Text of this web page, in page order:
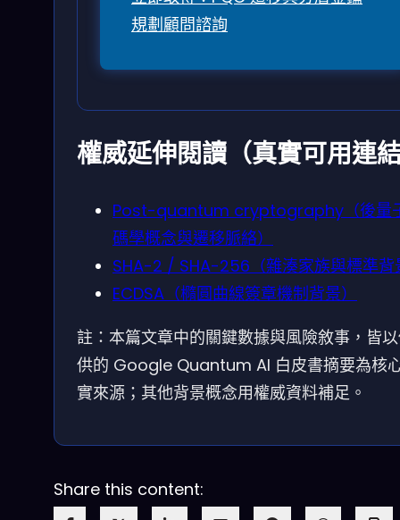
規劃顧問諮詢
權威延伸閱讀（真實可用連
Post-quantum cryptography（後量
碼學概念與遷移脈絡）
SHA-2 / SHA-256（雜湊家族與標準背
ECDSA（橢圓曲線簽章機制背景）
註：本篇文章中的關鍵數據與風險敘事，皆
供的 Google Quantum AI 白皮書摘要為核
實來源；其他背景概念用權威資料補足。
Share this content: